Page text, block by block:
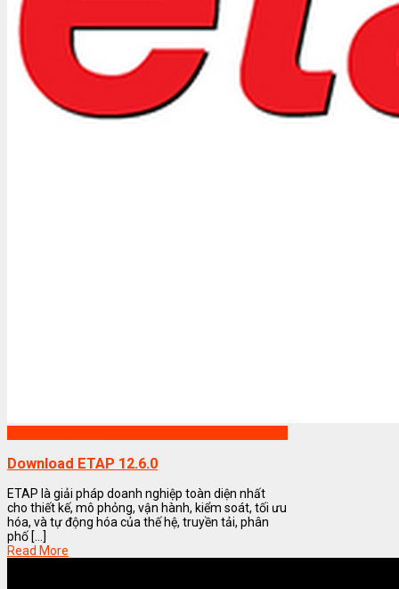
Download ETAP 12.6.0
ETAP là giải pháp doanh nghiệp toàn diện nhất
cho thiết kế, mô phỏng, vận hành, kiểm soát, tối ưu
hóa, và tự động hóa của thế hệ, truyền tải, phân
phố [...]
Read More